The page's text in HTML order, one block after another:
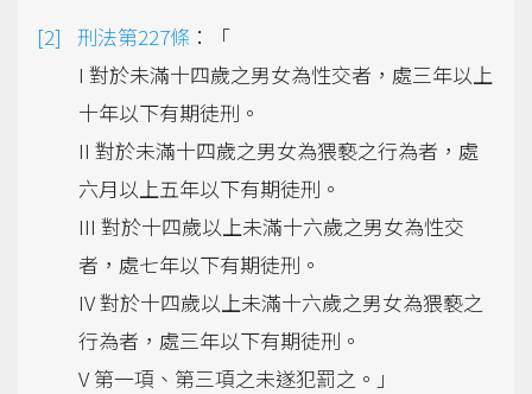
刑法第227條 ：「
I 對於未滿十四歲之男女為性交者，處三年以上
十年以下有期徒刑。
II 對於未滿十四歲之男女為猥褻之行為者，處
六月以上五年以下有期徒刑。
III 對於十四歲以上未滿十六歲之男女為性交
者，處七年以下有期徒刑。
IV 對於十四歲以上未滿十六歲之男女為猥褻之
行為者，處三年以下有期徒刑。
V 第一項、第三項之未遂犯罰之。」